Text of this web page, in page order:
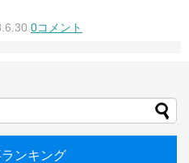
0コメント
ンキング